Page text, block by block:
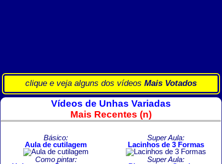
clique e veja alguns dos vídeos Mais Votados
Vídeos de Unhas Variadas
Mais Recentes (n)
Básico:
Aula de cutilagem
Super Aula:
Lacinhos de 3 Formas
Como pintar:
Super Aula: